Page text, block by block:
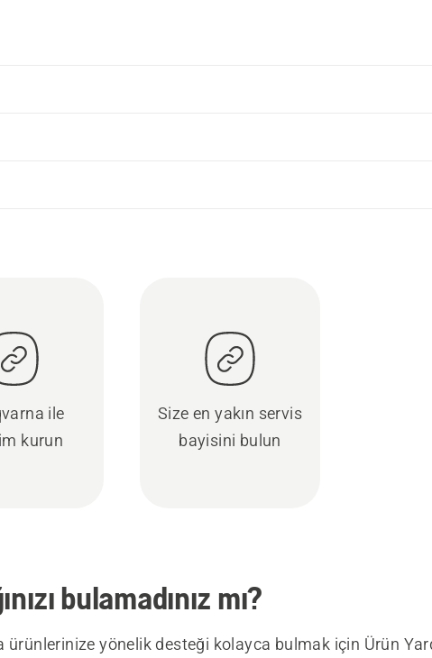
ile
kurun
Size en yakın servis
bayisini bulun
bulamadınız mı?
ürünlerinize yönelik desteği kolayca bulmak için Ürün